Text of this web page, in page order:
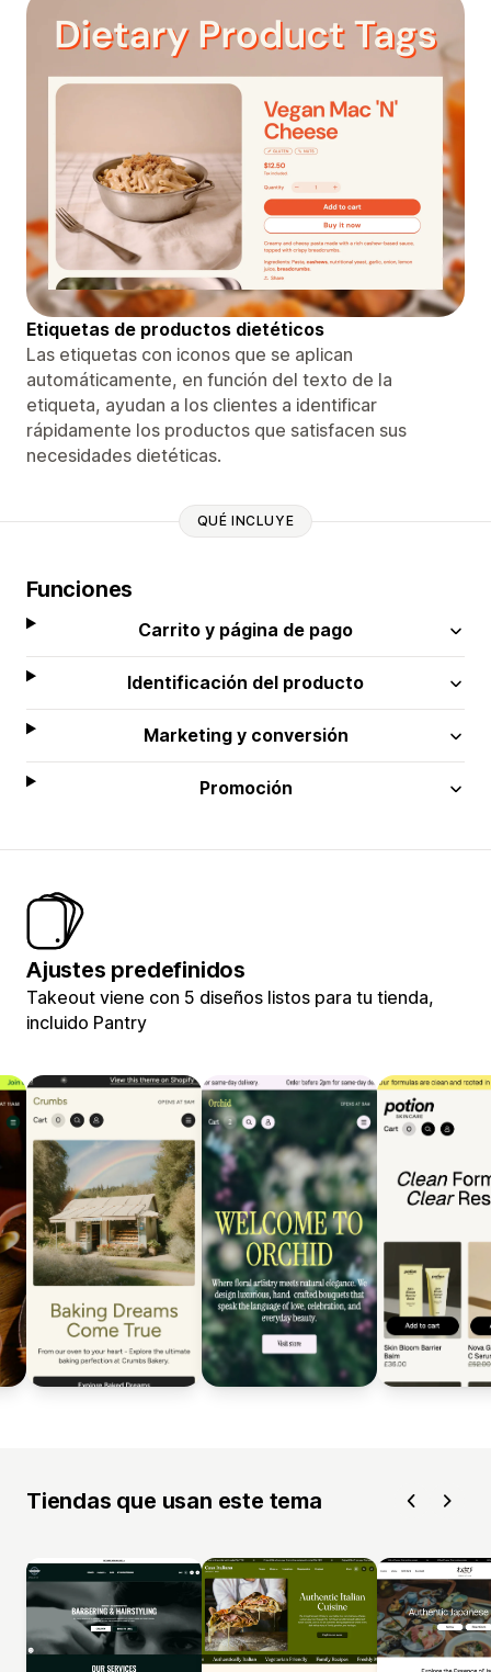
Etiquetas de productos dietéticos
Las etiquetas con iconos que se aplican
automáticamente, en función del texto de la
etiqueta, ayudan a los clientes a identificar
rápidamente los productos que satisfacen sus
necesidades dietéticas.
QUÉ INCLUYE
Funciones
Carrito y página de pago
Identificación del producto
Marketing y conversión
Promoción
Ajustes predefinidos
Takeout viene con 5 diseños listos para tu tienda,
incluido Pantry
Tiendas que usan este tema